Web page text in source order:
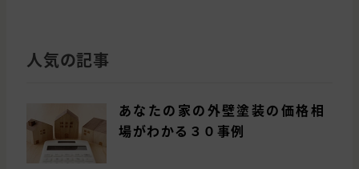
人気の記事
あなたの家の外壁塗装の価格相
場がわかる３０事例